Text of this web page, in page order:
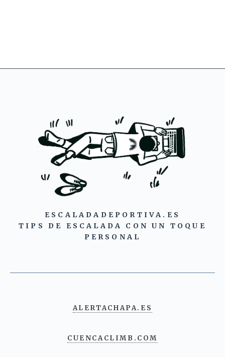
ESCALADADEPORTIVA.ES
TIPS DE ESCALADA CON UN TOQUE
PERSONAL
ALERTACHAPA.ES
CUENCACLIMB.COM